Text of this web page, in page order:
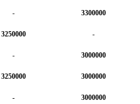
3300000
-
-
3250000
3000000
-
3000000
3250000
3000000
-